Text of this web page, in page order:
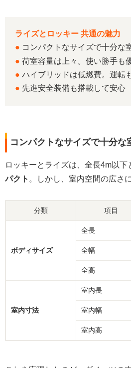
ライズとロッキー 共通の魅力
● コンパクトなサイズで十分な
● 荷室容量は上々。使い勝手も
● ハイブリッドは低燃費。運転
● 先進安全装備も搭載して安心
コンパクトなサイズで十分な
ロッキーとライズは、全長4m以下
パクト 。しかし、室内空間の広さ
分類 項目
ボディサイズ
全長
全幅
全高
室内寸法
室内長
室内幅
室内高